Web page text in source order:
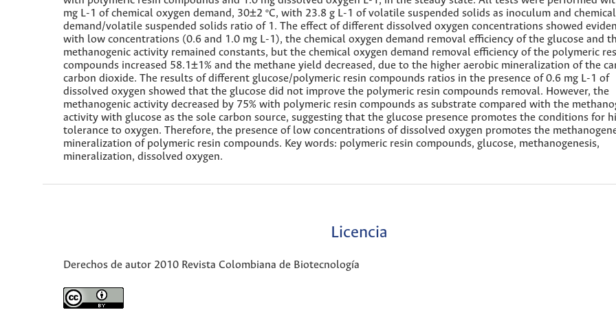
mg L-1 of chemical oxygen demand, 30±2 ºC, with 23.8 g L-1 of volatile suspended solids as inoculum and
demand/volatile suspended solids ratio of 1. The effect of different dissolved oxygen concentrations showed
with low concentrations (0.6 and 1.0 mg L-1), the chemical oxygen demand removal efficiency of the glucose and
methanogenic activity remained constants, but the chemical oxygen demand removal efficiency of the polymeric
compounds increased 58.1±1% and the methane yield decreased, due to the higher aerobic mineralization of the
carbon dioxide. The results of different glucose/polymeric resin compounds ratios in the presence of 0.6 mg L-1 of
dissolved oxygen showed that the glucose did not improve the polymeric resin compounds removal. However, the
methanogenic activity decreased by 75% with polymeric resin compounds as substrate compared with the
activity with glucose as the sole carbon source, suggesting that the glucose presence promotes the conditions for
tolerance to oxygen. Therefore, the presence of low concentrations of dissolved oxygen promotes the
mineralization of polymeric resin compounds. Key words: polymeric resin compounds, glucose, methanogenesis,
mineralization, dissolved oxygen.
Licencia
Derechos de autor 2010 Revista Colombiana de Biotecnología